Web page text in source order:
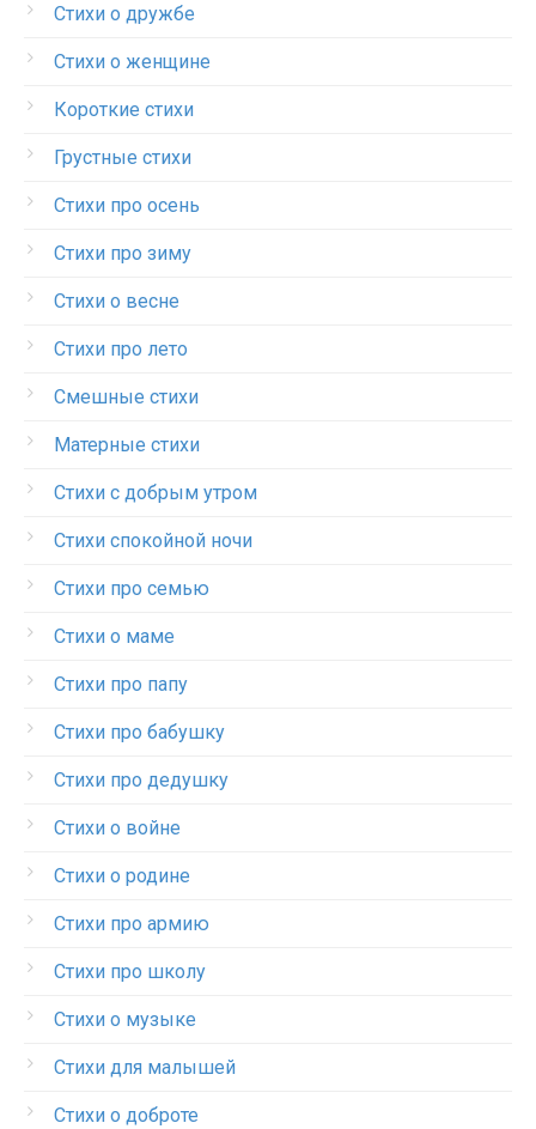
Стихи о дружбе
Стихи о женщине
Короткие стихи
Грустные стихи
Стихи про осень
Стихи про зиму
Стихи о весне
Стихи про лето
Смешные стихи
Матерные стихи
Стихи с добрым утром
Стихи спокойной ночи
Стихи про семью
Стихи о маме
Стихи про папу
Стихи про бабушку
Стихи про дедушку
Стихи о войне
Стихи о родине
Стихи про армию
Стихи про школу
Стихи о музыке
Стихи для малышей
Стихи о доброте